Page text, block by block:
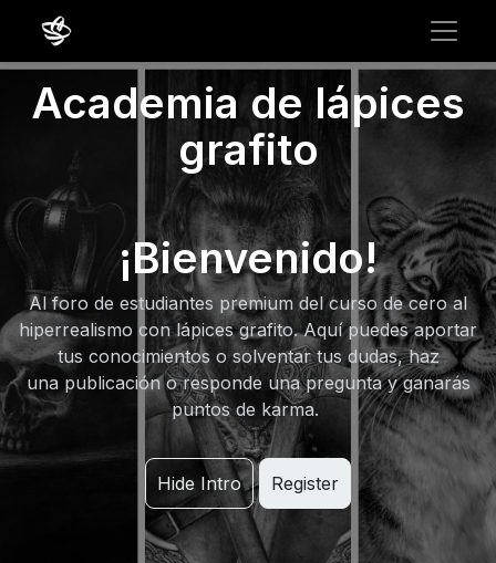
Academia de lápices
grafito
¡Bienvenido!
Al foro de estudiantes premium del curso de cero al
hiperrealismo con lápices grafito. Aquí puedes aportar
tus conocimientos o solventar tus dudas, haz
una publicación o responde una pregunta y ganarás
puntos de karma.
Hide Intro Register